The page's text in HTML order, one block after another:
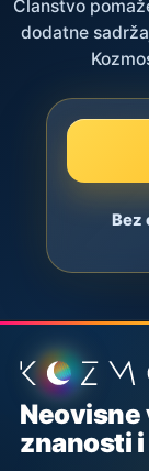
Članstvo
dodatne
Bez
Podnožje
Neovisne
znanosti